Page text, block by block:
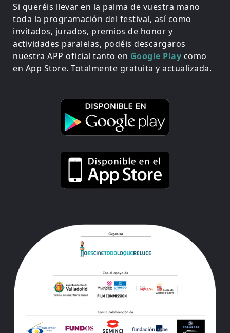
Si queréis llevar en la palma de vuestra mano
toda la programación del festival, así como
invitados, jurados, premios de honor y
actividades paralelas, podéis descargaros
nuestra APP oficial tanto en Google Play como
en App Store. Totalmente gratuita y actualizada.